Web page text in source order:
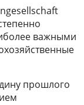
важными
прошлого